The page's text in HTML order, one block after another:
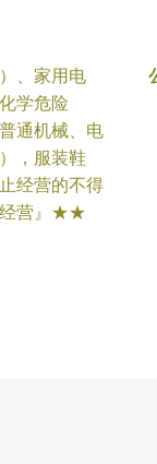
、家用电
学危险
通机械、电
，服装鞋
经营的不得
经营』★★